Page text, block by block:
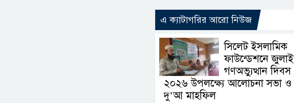
এ ক্যাটাগরির আরো নিউজ
সিলেট ইসলামিক
ফাউন্ডেশনে জুলাই
গণঅভ্যুত্থান দিবস
২০২৬ উপলক্ষ্যে আলোচনা সভা ও
দু’আ মাহফিল